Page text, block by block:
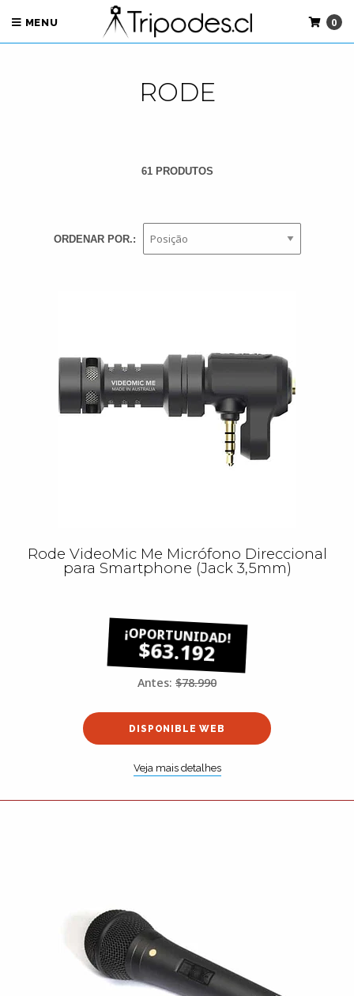
MENU 0
RODE
61 PRODUTOS
ORDENAR POR.:
Rode VideoMic Me Micrófono Direccional
para Smartphone (Jack 3,5mm)
$63.192
Antes: $78.990
DISPONIBLE WEB
Veja mais detalhes